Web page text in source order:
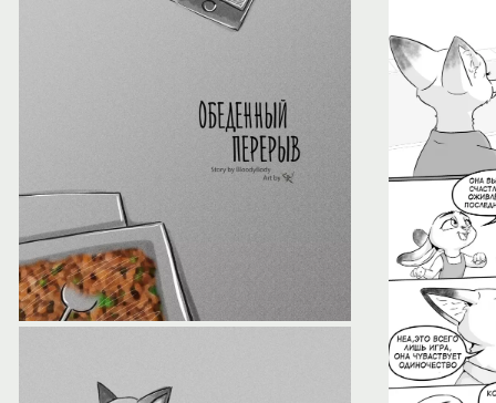
: Trying to access array offset on value of type null in